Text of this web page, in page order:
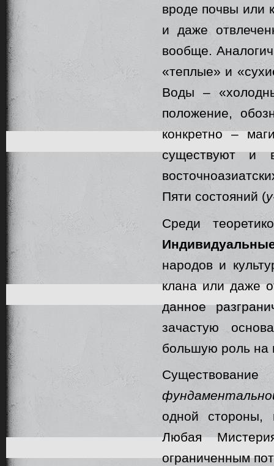
вроде почвы или
и даже
вообще.
«теплые» и
Воды –
положение,
конкретно –
существуют и
Пяти состояний (
Среди
народов и
клана или даже
данное
зачастую
большую роль на
одной
Любая
ограниченным